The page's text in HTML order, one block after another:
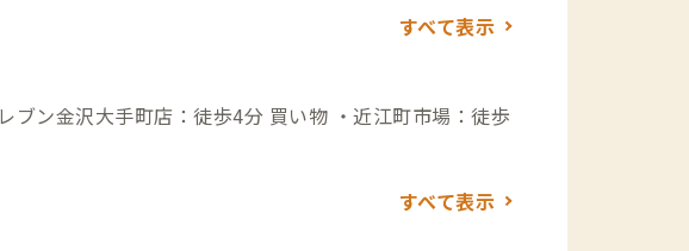
め、近隣のコインパーキングのご利用をお願いしてお
所コインパーキングがございます。
すべて表示
手町店：徒歩4分 買い物 ・近江町市場：徒歩
すべて表示